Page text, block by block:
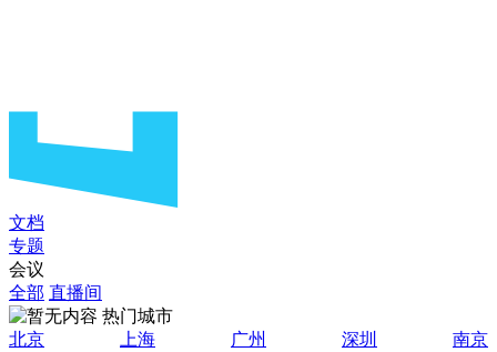
文档
专题
会议
全部 直播间
热门城市
北京
上海 广州 深圳
南京